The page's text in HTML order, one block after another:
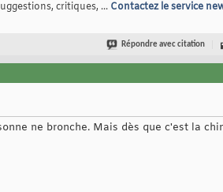
critiques, ... Contactez le service
Répondre avec citation
ne bronche. Mais dès que c'est la